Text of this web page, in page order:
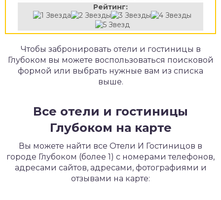
Рейтинг:
Чтобы забронировать отели и гостиницы в
Глубоком вы можете воспользоваться поисковой
формой или выбрать нужные вам из списка
выше.
Все отели и гостиницы
Глубоком на карте
Вы можете найти все Отели И Гостиницов в
городе Глубоком (более 1) с номерами телефонов,
адресами сайтов, адресами, фотографиями и
отзывами на карте: